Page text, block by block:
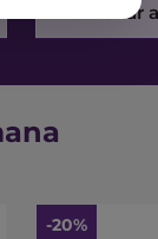
Adicionar
-20%